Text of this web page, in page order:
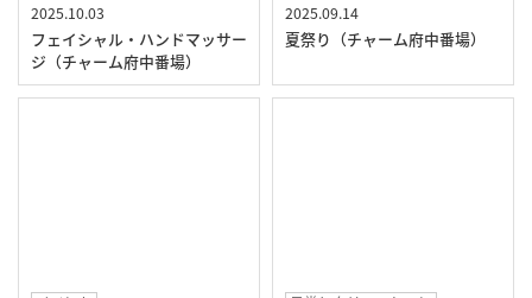
2025.10.03
フェイシャル・ハンドマッサー
ジ（チャーム府中番場）
2025.09.14
夏祭り（チャーム府中番場）